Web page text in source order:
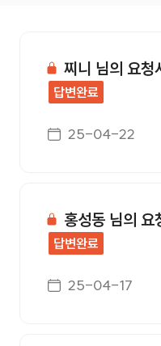
찌니 님의 요청
답변완료
게시일자
25-04-22
홍성동 님의 요
답변완료
게시일자
25-04-17